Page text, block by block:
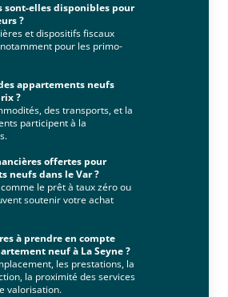
sont-elles disponibles pour
?
et dispositifs fiscaux
pour les primo-
appartements neufs
?
des transports, et la
participent à la
offertes pour
neufs dans le Var ?
le prêt à taux zéro ou
soutenir votre achat
à prendre en compte
neuf à La Seyne ?
les prestations, la
la proximité des services
valorisation.